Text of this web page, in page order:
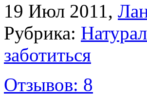
19 Июл 2011,
Рубрика:
заботиться
Отзывов: 8